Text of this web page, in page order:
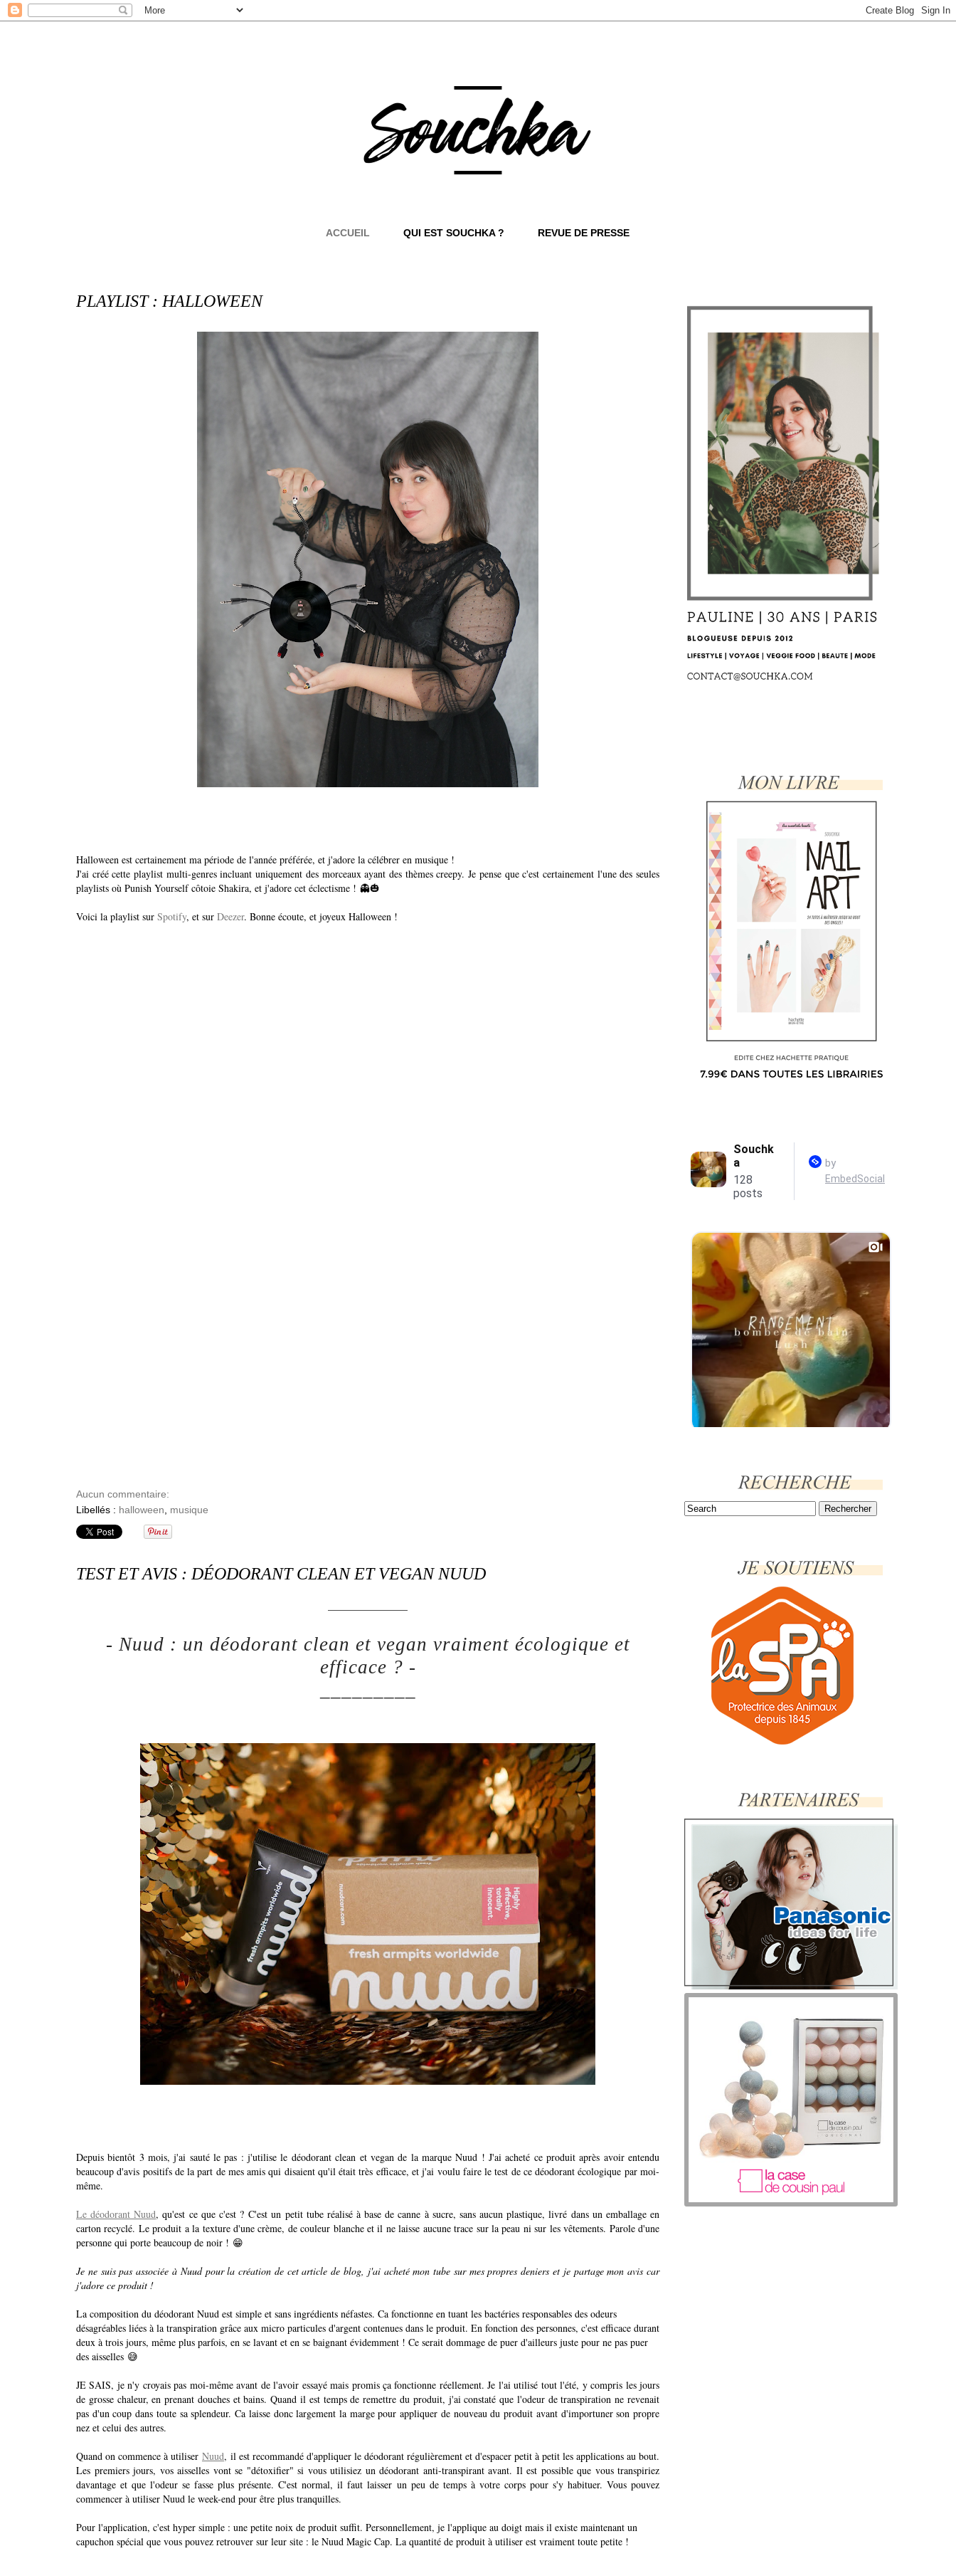
ACCUEIL QUI EST SOUCHKA ? REVUE DE PRESSE
PLAYLIST : HALLOWEEN
Halloween est certainement ma période de l'année préférée, et j'adore la célébrer en musique !
J'ai créé cette playlist multi-genres incluant uniquement des morceaux ayant des thèmes creepy. Je pense que c'est certainement l'une des seules
playlists où Punish Yourself côtoie Shakira, et j'adore cet éclectisme ! 👻🎃
Voici la playlist sur Spotify, et sur Deezer. Bonne écoute, et joyeux Halloween !
Aucun commentaire:
Libellés : halloween musique
TEST ET AVIS : DÉODORANT CLEAN ET VEGAN NUUD
- Nuud : un déodorant clean et vegan vraiment écologique et
efficace ? -
Depuis bientôt 3 mois, j'ai sauté le pas : j'utilise le déodorant clean et vegan de la marque Nuud ! J'ai acheté ce produit après avoir entendu
beaucoup d'avis positifs de la part de mes amis qui disaient qu'il était très efficace, et j'ai voulu faire le test de ce déodorant écologique par moi-
même.
Le déodorant Nuud, qu'est ce que c'est ?C'est un petit tube réalisé à base de canne à sucre, sans aucun plastique, livré dans un emballage en
carton recyclé. Le produit a la texture d'une crème, de couleur blanche et il ne laisse aucune trace sur la peau ni sur les vêtements. Parole d'une
personne qui porte beaucoup de noir ! 😁
Je ne suis pas associée à Nuud pour la création de cet article de blog, j'ai acheté mon tube sur mes propres deniers et je partage mon avis car
j'adore ce produit !
La composition du déodorant Nuud est simple et sans ingrédients néfastes. Ca fonctionne en tuant les bactéries responsables des odeurs
désagréables liées à la transpiration grâce aux micro particules d'argent contenues dans le produit. En fonction des personnes, c'est efficace durant
deux à trois jours, même plus parfois, en se lavant et en se baignant évidemment ! Ce serait dommage de puer d'ailleurs juste pour ne pas puer
des aisselles 😅
JE SAIS, je n'y croyais pas moi-même avant de l'avoir essayé mais promis ça fonctionne réellement. Je l'ai utilisé tout l'été, y compris les jours
de grosse chaleur, en prenant douches et bains. Quand il est temps de remettre du produit, j'ai constaté que l'odeur de transpiration ne revenait
pas d'un coup dans toute sa splendeur. Ca laisse donc largement la marge pour appliquer de nouveau du produit avant d'importuner son propre
nez et celui des autres.
Quand on commence à utiliser Nuud, il est recommandé d'appliquer le déodorant régulièrement et d'espacer petit à petit les applications au bout.
Les premiers jours, vos aisselles vont se "détoxifier" si vous utilisiez un déodorant anti-transpirant avant. Il est possible que vous transpiriez
davantage et que l'odeur se fasse plus présente. C'est normal, il faut laisser un peu de temps à votre corps pour s'y habituer. Vous pouvez
commencer à utiliser Nuud le week-end pour être plus tranquilles.
Pour l'application, c'est hyper simple : une petite noix de produit suffit. Personnellement, je l'applique au doigt mais il existe maintenant un
capuchon spécial que vous pouvez retrouver sur leur site : le Nuud Magic Cap. La quantité de produit à utiliser est vraiment toute petite !